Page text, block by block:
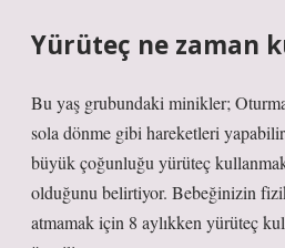
Yürüteç ne zaman
Bu yaş grubundaki minikler;
sola dönme gibi hareketleri
büyük çoğunluğu yürüteç
olduğunu belirtiyor. Bebeğinizin
atmamak için 8 aylıkken yürüteç